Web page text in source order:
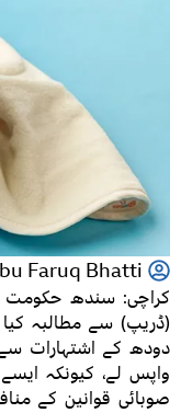
Faruq Bhatti
کراچی: سندھ حکومت
(ڈریپ) سے مطالبہ
دودھ کے اشتہارات
واپس لے، کیونکہ
صوبائی قوانین کے